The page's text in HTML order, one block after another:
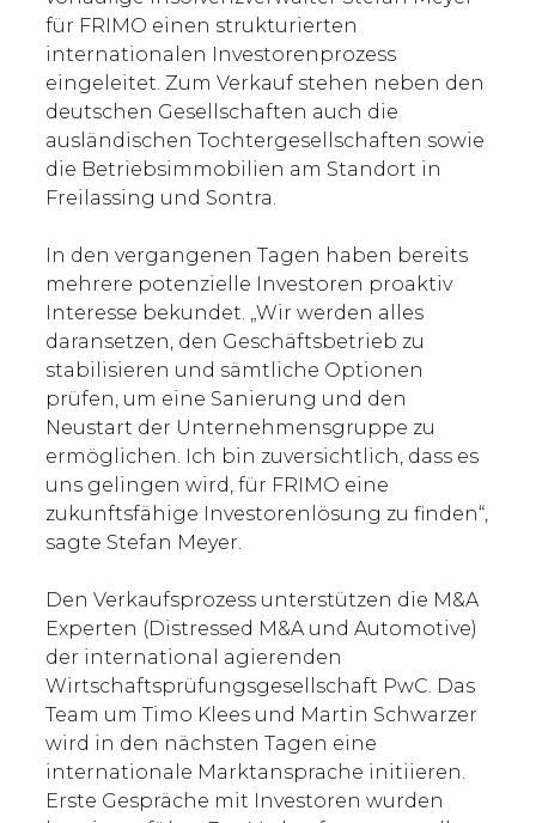
für FRIMO einen strukturierten
internationalen Investorenprozess
eingeleitet. Zum Verkauf stehen neben den
deutschen Gesellschaften auch die
ausländischen Tochtergesellschaften sowie
die Betriebsimmobilien am Standort in
Freilassing und Sontra.
In den vergangenen Tagen haben bereits
mehrere potenzielle Investoren proaktiv
Interesse bekundet. „Wir werden alles
daransetzen, den Geschäftsbetrieb zu
stabilisieren und sämtliche Optionen
prüfen, um eine Sanierung und den
Neustart der Unternehmensgruppe zu
ermöglichen. Ich bin zuversichtlich, dass es
uns gelingen wird, für FRIMO eine
zukunftsfähige Investorenlösung zu finden“,
sagte Stefan Meyer.
Den Verkaufsprozess unterstützen die M&A
Experten (Distressed M&A und Automotive)
der international agierenden
Wirtschaftsprüfungsgesellschaft PwC. Das
Team um Timo Klees und Martin Schwarzer
wird in den nächsten Tagen eine
internationale Marktansprache initiieren.
Erste Gespräche mit Investoren wurden